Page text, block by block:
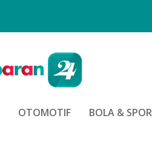
OTOMOTIF BOLA &